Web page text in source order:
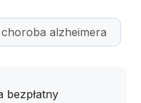
choroba alzheimera
bezpłatny